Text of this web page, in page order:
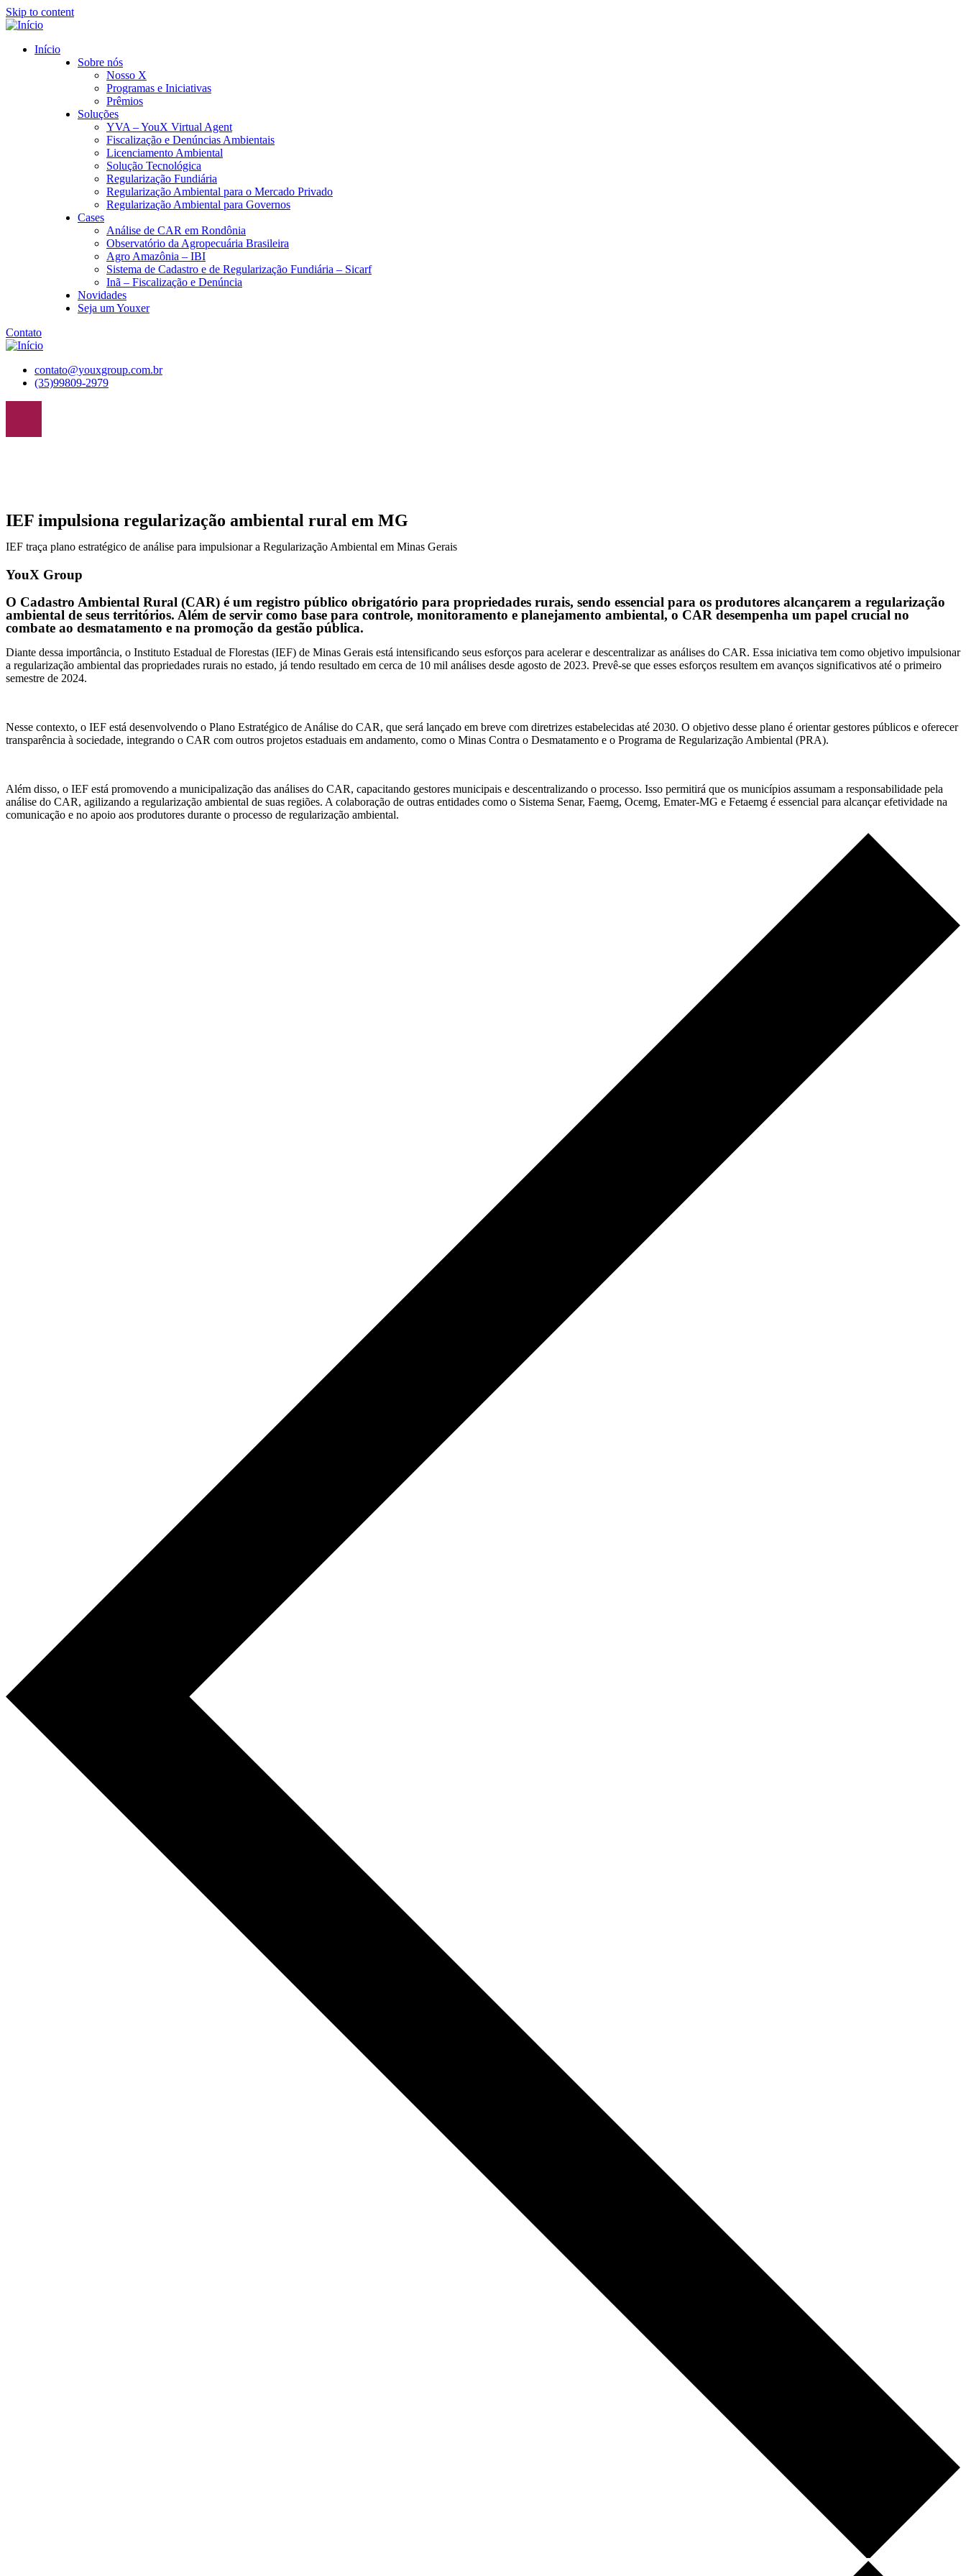
Skip to content
Início
Sobre nós
Nosso X
Programas e Iniciativas
Prêmios
Soluções
YVA – YouX Virtual Agent
Fiscalização e Denúncias Ambientais
Licenciamento Ambiental
Solução Tecnológica
Regularização Fundiária
Regularização Ambiental para o Mercado Privado
Regularização Ambiental para Governos
Cases
Análise de CAR em Rondônia
Observatório da Agropecuária Brasileira
Agro Amazônia – IBI
Sistema de Cadastro e de Regularização Fundiária – Sicarf
Inã – Fiscalização e Denúncia
Novidades
Seja um Youxer
Contato
contato@youxgroup.com.br
(35)99809-2979
IEF impulsiona regularização ambiental rural em MG
IEF traça plano estratégico de análise para impulsionar a Regularização Ambiental em Minas Gerais
YouX Group
O Cadastro Ambiental Rural (CAR) é um registro público obrigatório para propriedades rurais, sendo essencial para os produtores alcançarem a regularização
ambiental de seus territórios. Além de servir como base para controle, monitoramento e planejamento ambiental, o CAR desempenha um papel crucial no
combate ao desmatamento e na promoção da gestão pública.
Diante dessa importância, o Instituto Estadual de Florestas (IEF) de Minas Gerais está intensificando seus esforços para acelerar e descentralizar as análises do CAR. Essa iniciativa tem como objetivo impulsionar
a regularização ambiental das propriedades rurais no estado, já tendo resultado em cerca de 10 mil análises desde agosto de 2023. Prevê-se que esses esforços resultem em avanços significativos até o primeiro
semestre de 2024.
Nesse contexto, o IEF está desenvolvendo o Plano Estratégico de Análise do CAR, que será lançado em breve com diretrizes estabelecidas até 2030. O objetivo desse plano é orientar gestores públicos e oferecer
transparência à sociedade, integrando o CAR com outros projetos estaduais em andamento, como o Minas Contra o Desmatamento e o Programa de Regularização Ambiental (PRA).
Além disso, o IEF está promovendo a municipalização das análises do CAR, capacitando gestores municipais e descentralizando o processo. Isso permitirá que os municípios assumam a responsabilidade pela
análise do CAR, agilizando a regularização ambiental de suas regiões. A colaboração de outras entidades como o Sistema Senar, Faemg, Ocemg, Emater-MG e Fetaemg é essencial para alcançar efetividade na
comunicação e no apoio aos produtores durante o processo de regularização ambiental.